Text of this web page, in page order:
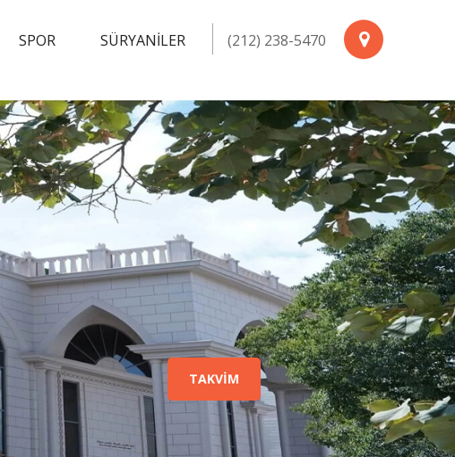
(212) 238-5470
SPOR SÜRYANİLER
TAKVİM